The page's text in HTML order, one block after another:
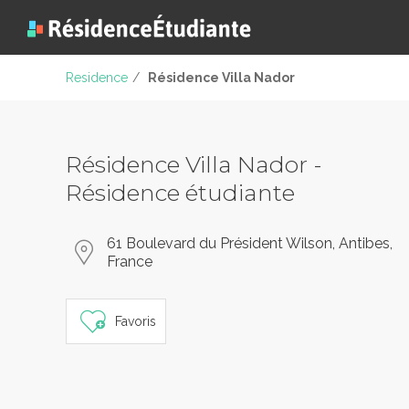
Residence / Résidence Villa Nador
Résidence Villa Nador -
Résidence étudiante
61 Boulevard du Président Wilson, Antibes,
France
Favoris